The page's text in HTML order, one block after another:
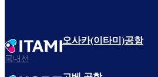
오사카(이타미)공항
국내선